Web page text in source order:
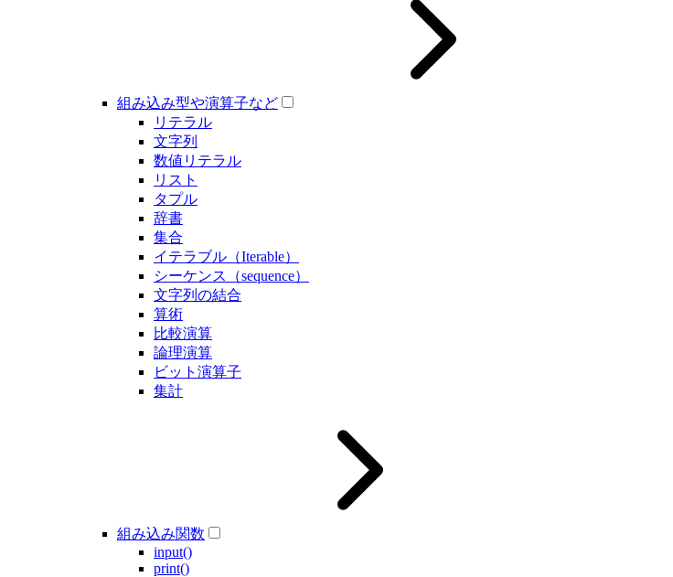
組み込み型や演算子など
リテラル
文字列
数値リテラル
リスト
タプル
辞書
集合
イテラブル（Iterable）
シーケンス（sequence）
文字列の結合
算術
比較演算
論理演算
ビット演算子
集計
組み込み関数
input()
print()